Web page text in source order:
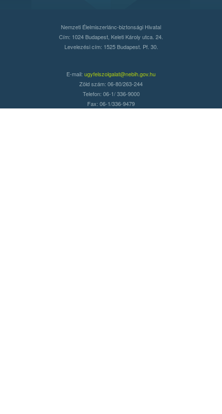
Nemzeti Élelmiszerlánc-biztonsági Hivatal
Cím: 1024 Budapest, Keleti Károly utca. 24.
Levelezési cím: 1525 Budapest. Pf. 30.
E-mail: ugyfelszolgalat@nebih.gov.hu
Zöld szám: 06-80/263-244
Telefon: 06-1/ 336-9000
Fax: 06-1/336-9479